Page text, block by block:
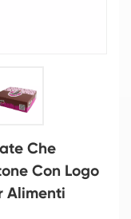
Che
Con Logo
Alimenti